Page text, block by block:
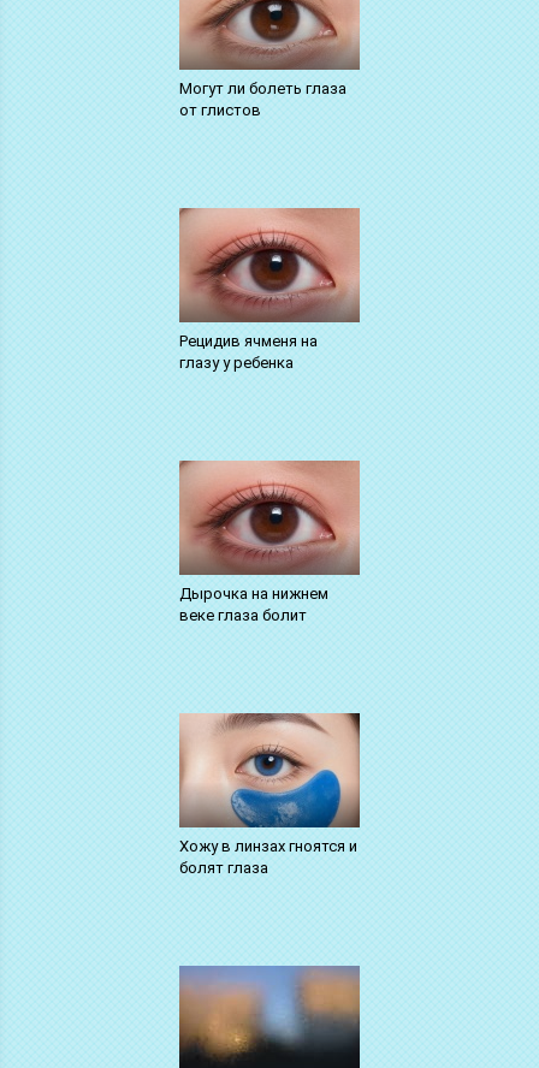
Могут ли болеть глаза
от глистов
Рецидив ячменя на
глазу у ребенка
Дырочка на нижнем
веке глаза болит
Хожу в линзах гноятся и
болят глаза